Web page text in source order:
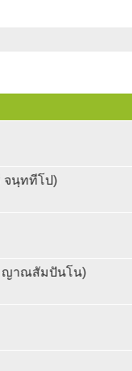
จนฺททีโป)
ญาณสัมปันโน)